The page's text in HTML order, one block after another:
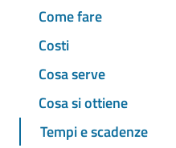
Come fare
Costi
Cosa serve
Cosa si ottiene
Tempi e scadenze